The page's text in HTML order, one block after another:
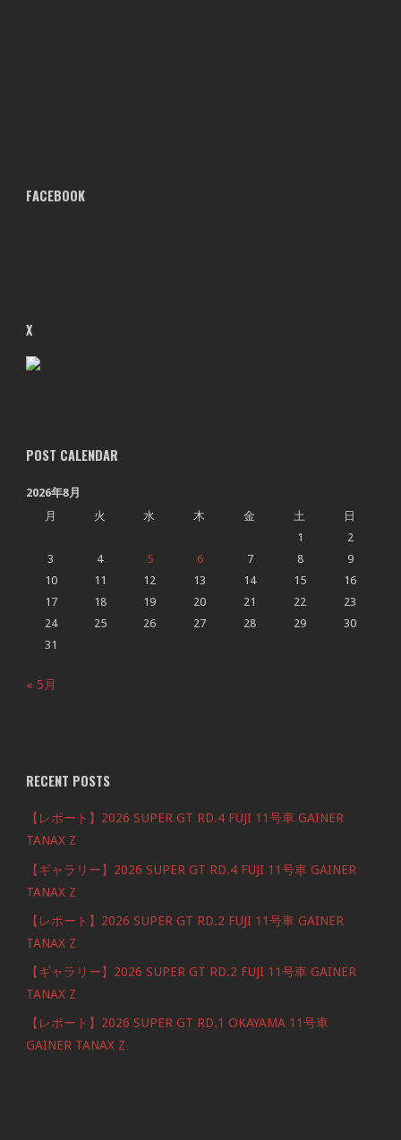
FACEBOOK
X
POST CALENDAR
2026年8月
月
火 水 木 金 土
日
1
2
3
4 5 6 7 8
9
10
11 12 13 14 15
16
17
18 19 20 21 22
23
24
25 26 27 28 29
30
31
« 5月
RECENT POSTS
【レポート】2026 SUPER GT RD.4 FUJI 11号車 GAINER
TANAX Z
【ギャラリー】2026 SUPER GT RD.4 FUJI 11号車 GAINER
TANAX Z
【レポート】2026 SUPER GT RD.2 FUJI 11号車 GAINER
TANAX Z
【ギャラリー】2026 SUPER GT RD.2 FUJI 11号車 GAINER
TANAX Z
【レポート】2026 SUPER GT RD.1 OKAYAMA 11号車
GAINER TANAX Z